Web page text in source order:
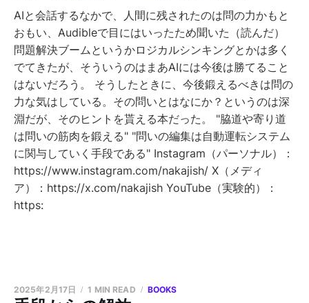
AIと会話するなかで、人間に残されたのは問の力かもと
おもい、Audibleで目にはいったため聞いた（読んだ）
問題解決ブームというかロジカルシンキングとかは多く
でてきたが、そういうのはまあAIには今後は勝てること
はないだろう。 そうしたときに、今後鍛えるべきは問の
力な気はしている。その問いとはなにか？というのは深
淵だが、そのヒントを貰える本だった。 "脇道や寄り道
は問いの筋肉を鍛える" "問いの編集は自動運転システム
に関与していく手段である" Instagram（パーソナル）：
https://www.instagram.com/nakajish/ X（メディ
ア）：https://x.com/nakajish YouTube（実験的）：
https:
2025年2月17日 1 MIN READ BOOKS